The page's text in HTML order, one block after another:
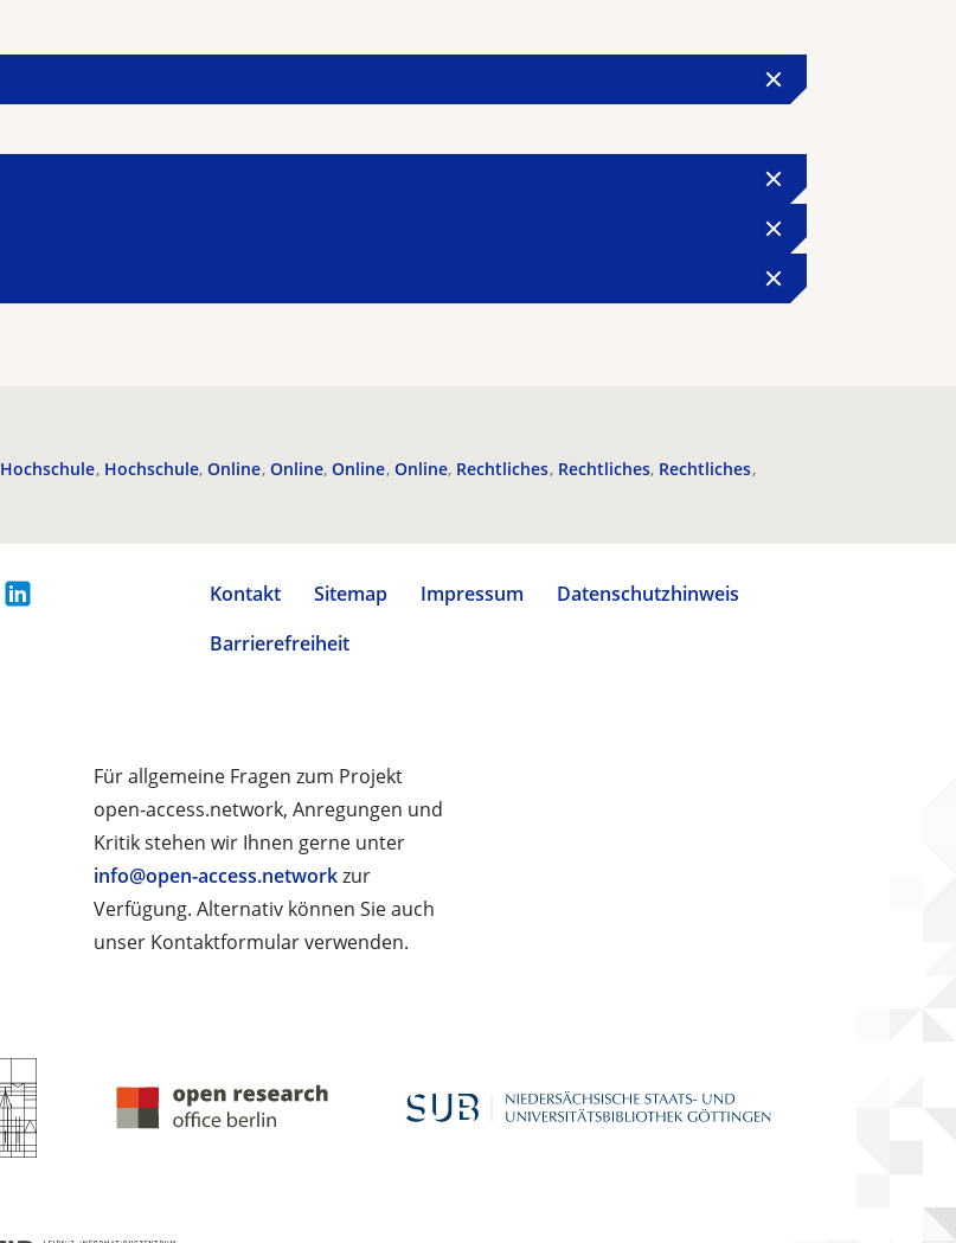
Hochschule Hochschule Online Online Online Online Rechtliches Rechtliches Rechtliches
Kontakt Sitemap Impressum
Datenschutzhinweis
Barrierefreiheit
Für allgemeine Fragen zum Projekt
open-access.network, Anregungen und
Kritik stehen wir Ihnen gerne unter
info@open-access.networkzur
Verfügung. Alternativ können Sie auch
unser Kontaktformular verwenden.